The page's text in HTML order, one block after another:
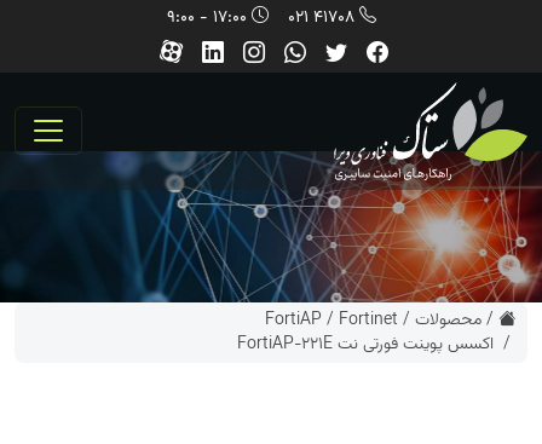
41708 021
/محصولات /
Fortinet
/
FortiAP
/ اکسس پوینت فورتی نت FortiAP-221E